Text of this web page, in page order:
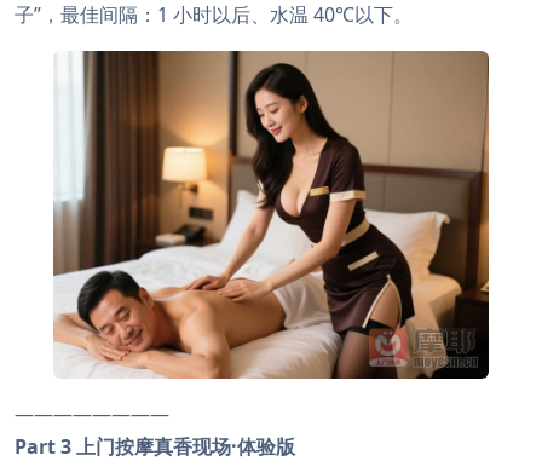
子”，最佳间隔：1 小时以后、水温 40℃以下。
————————
Part 3 上门按摩真香现场·体验版